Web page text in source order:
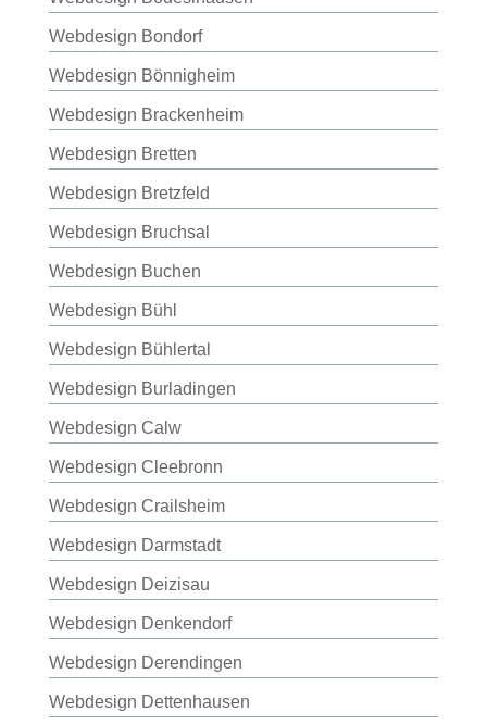
Webdesign Bondorf
Webdesign Bönnigheim
Webdesign Brackenheim
Webdesign Bretten
Webdesign Bretzfeld
Webdesign Bruchsal
Webdesign Buchen
Webdesign Bühl
Webdesign Bühlertal
Webdesign Burladingen
Webdesign Calw
Webdesign Cleebronn
Webdesign Crailsheim
Webdesign Darmstadt
Webdesign Deizisau
Webdesign Denkendorf
Webdesign Derendingen
Webdesign Dettenhausen